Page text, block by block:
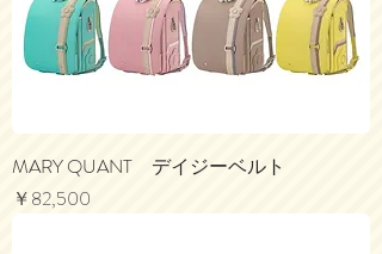
MARY QUANT デイジーベルト
価格
￥82,500